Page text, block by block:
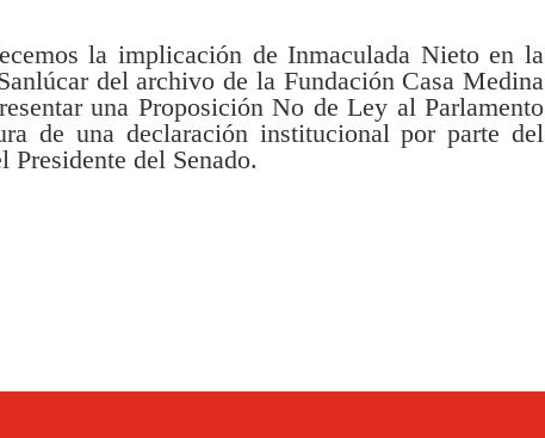
la implicación de Inmaculada Nieto en la
del archivo de la Fundación Casa Medina
una Proposición No de Ley al Parlamento
de una declaración institucional por parte del
Presidente del Senado.